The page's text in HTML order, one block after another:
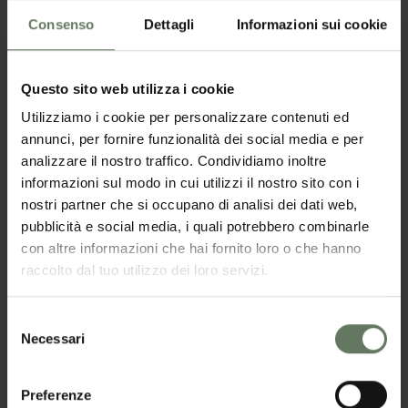
Consenso Dettagli Informazioni sui cookie
Questo sito web utilizza i cookie
Utilizziamo i cookie per personalizzare contenuti ed
annunci, per fornire funzionalità dei social media e per
analizzare il nostro traffico. Condividiamo inoltre
informazioni sul modo in cui utilizzi il nostro sito con i
nostri partner che si occupano di analisi dei dati web,
pubblicità e social media, i quali potrebbero combinarle
con altre informazioni che hai fornito loro o che hanno
raccolto dal tuo utilizzo dei loro servizi.
delNecessari
Preferenze